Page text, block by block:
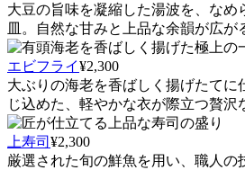
大豆の旨味を凝縮した湯波を、なめ
皿。自然な甘みと上品な余韻が広が
エビフライ¥2,300
大ぶりの海老を香ばしく揚げたてに
じ込めた、軽やかな衣が際立つ贅沢
上寿司 ¥2,300
厳選された旬の鮮魚を用い、職人の